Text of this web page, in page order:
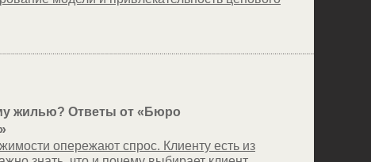
жилью? Ответы от «Бюро
опережают спрос. Клиенту есть из